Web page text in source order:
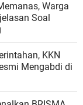
Warga
Soal
KKN
Mengabdi di